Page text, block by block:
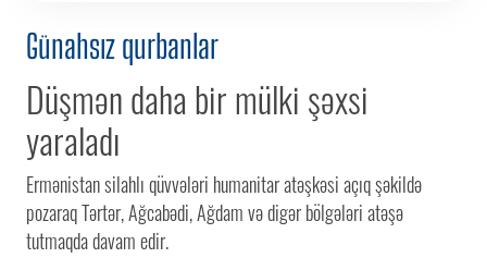
Günahsız qurbanlar
Düşmən daha bir mülki şəxsi
yaraladı
Ermənistan silahlı qüvvələri humanitar atəşkəsi açıq şəkildə
pozaraq Tərtər, Ağcabədi, Ağdam və digər bölgələri atəşə
tutmaqda davam edir.